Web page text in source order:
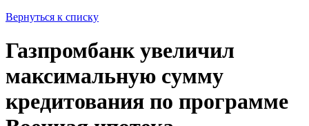
Вернуться к списку
Газпромбанк увеличил
максимальную сумму
кредитования по программе